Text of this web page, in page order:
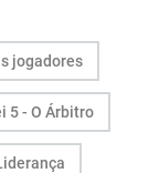
jogadores
5 - O Árbitro